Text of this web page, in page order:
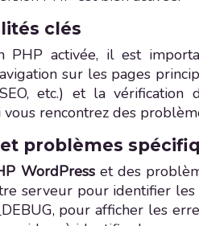
clés
PHP activée, il est
sur les pages
etc.) et la
rencontrez des
problèmes
WordPress et des
serveur pour identifier
pour afficher les